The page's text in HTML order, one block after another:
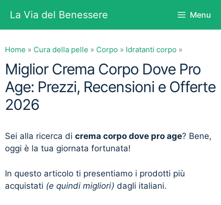
contenuto
La Via del Benessere Menu
Home » Cura della pelle » Corpo » Idratanti corpo »
Miglior Crema Corpo Dove Pro
Age: Prezzi, Recensioni e Offerte
2026
Sei alla ricerca di crema corpo dove pro age? Bene,
oggi è la tua giornata fortunata!
In questo articolo ti presentiamo i prodotti più
acquistati (e quindi migliori) dagli italiani.